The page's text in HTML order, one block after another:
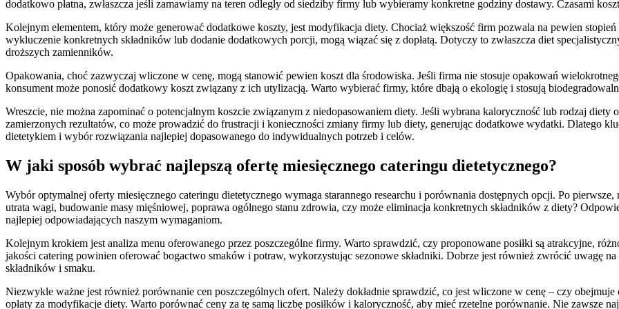
dodatkowo płatna, zwłaszcza jeśli zamawiamy na teren odległy od siedziby firmy lub wybieramy konkretne godziny dostawy. Czasami
Kolejnym elementem, który może generować dodatkowe koszty, jest modyfikacja diety. Chociaż większość firm pozwala na pewien
wykluczenie konkretnych składników lub dodanie dodatkowych porcji, mogą wiązać się z dopłatą. Dotyczy to zwłaszcza diet
droższych zamienników.
Opakowania, choć zazwyczaj wliczone w cenę, mogą stanowić pewien koszt dla środowiska. Jeśli firma nie stosuje opakowań
konsument może ponosić dodatkowy koszt związany z ich utylizacją. Warto wybierać firmy, które dbają o ekologię i stosują
Wreszcie, nie można zapominać o potencjalnym koszcie związanym z niedopasowaniem diety. Jeśli wybrana kaloryczność lub rodzaj diety
zamierzonych rezultatów, co może prowadzić do frustracji i konieczności zmiany firmy lub diety, generując dodatkowe wydatki. Dlatego
dietetykiem i wybór rozwiązania najlepiej dopasowanego do indywidualnych potrzeb i celów.
W jaki sposób wybrać najlepszą ofertę miesięcznego cateringu dietetycznego?
Wybór optymalnej oferty miesięcznego cateringu dietetycznego wymaga starannego researchu i porównania dostępnych opcji. Po
utrata wagi, budowanie masy mięśniowej, poprawa ogólnego stanu zdrowia, czy może eliminacja konkretnych składników z diety?
najlepiej odpowiadających naszym wymaganiom.
Kolejnym krokiem jest analiza menu oferowanego przez poszczególne firmy. Warto sprawdzić, czy proponowane posiłki są atrakcyjne,
jakości catering powinien oferować bogactwo smaków i potraw, wykorzystując sezonowe składniki. Dobrze jest również zwrócić uwagę
składników i smaku.
Niezwykle ważne jest również porównanie cen poszczególnych ofert. Należy dokładnie sprawdzić, co jest wliczone w cenę – czy
opłaty za modyfikacje diety. Warto porównać ceny za tę samą liczbę posiłków i kaloryczność, aby mieć rzetelne porównanie. Nie zawsze